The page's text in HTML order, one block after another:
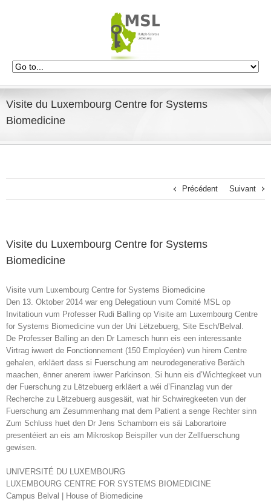
Visite du Luxembourg Centre for Systems
Biomedicine
Précédent Suivant
Visite du Luxembourg Centre for Systems
Biomedicine
Visite vum Luxembourg Centre for Systems Biomedicine
Den 13. Oktober 2014 war eng Delegatioun vum Comité MSL op
Invitatioun vum Professer Rudi Balling op Visite am Luxembourg Centre
for Systems Biomedicine vun der Uni Lëtzebuerg, Site Esch/Belval.
De Professer Balling an den Dr Lamesch hunn eis een interessante
Virtrag iwwert de Fonctionnement (150 Employéen) vun hirem Centre
gehalen, erkläert dass si Fuerschung am neurodegenerative Beräich
maachen, ënner anerem iwwer Parkinson. Si hunn eis d’Wichtegkeet vun
der Fuerschung zu Lëtzebuerg erkläert a wéi d’Finanzlag vun der
Recherche zu Lëtzebuerg ausgesäit, wat hir Schwiregkeeten vun der
Fuerschung am Zesummenhang mat dem Patient a senge Rechter sinn
Zum Schluss huet den Dr Jens Schamborn eis säi Laborartoire
presentéiert an eis am Mikroskop Beispiller vun der Zellfuerschung
gewisen.
UNIVERSITÉ DU LUXEMBOURG
LUXEMBOURG CENTRE FOR SYSTEMS BIOMEDICINE
Campus Belval | House of Biomedicine